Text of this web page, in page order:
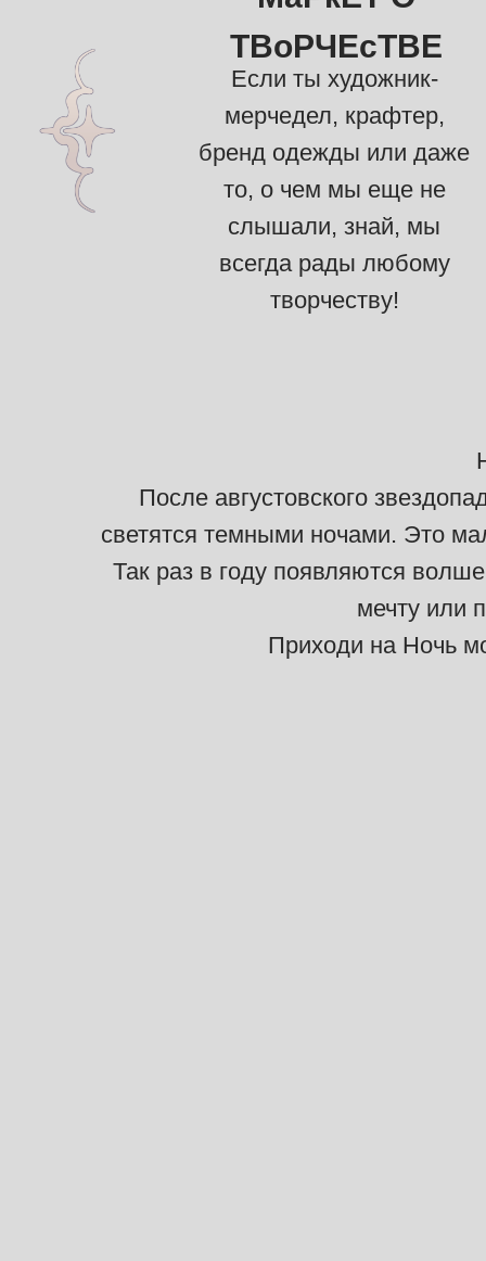
Если ты художник-
мерчедел, крафтер,
бренд одежды или даже
то, о чем мы еще не
слышали, знай, мы
всегда рады любому
творчеству!
ТВоРЧЕсТВЕ
После августовского
светятся темными ночами. Это
Так раз в году появляются
мечту или
Приходи на Ночь